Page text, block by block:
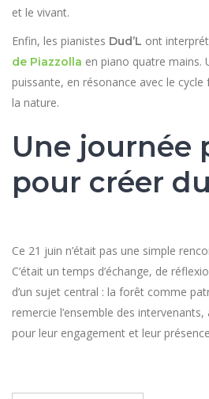
et le vivant.
Enfin, les pianistes Dud’L ont
de Piazzolla en piano quatre mains.
puissante, en résonance avec le
la nature.
Une journée
pour créer
Ce 21 juin n’était pas une simple
C’était un temps d’échange, de
d’un sujet central : la forêt comme
remercie l’ensemble des
pour leur engagement et leur